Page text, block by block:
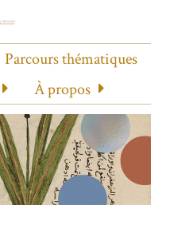
Parcours thématiques
À propos